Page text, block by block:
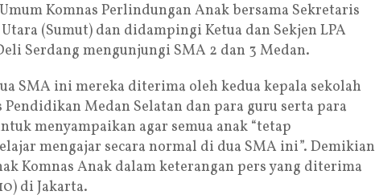
Komnas Perlindungan Anak bersama Sekretaris
(Sumut) dan didampingi Ketua dan Sekjen LPA
Serdang mengunjungi SMA 2 dan 3 Medan.
SMA ini mereka diterima oleh kedua kepala sekolah
Medan Selatan dan para guru serta para
menyampaikan agar semua anak “tetap
mengajar secara normal di dua SMA ini”. Demikian
Komnas Anak dalam keterangan pers yang diterima
di Jakarta.